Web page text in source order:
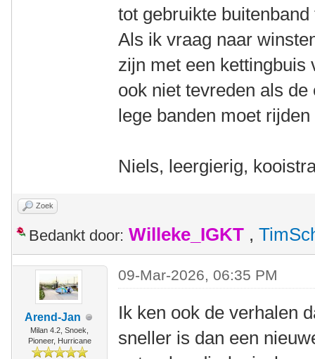
tot gebruikte
Als ik vraag naar
zijn met een kettingbuis
ook niet tevreden als
lege banden moet
Niels, leergierig,
Zoek
Bedankt door: Willeke_IGKT ,
Arend-Jan
Milan 4.2, Snoek,
Pioneer, Hurricane
09-Mar-2026, 06:35 PM
Ik ken ook de verhalen
sneller is dan een